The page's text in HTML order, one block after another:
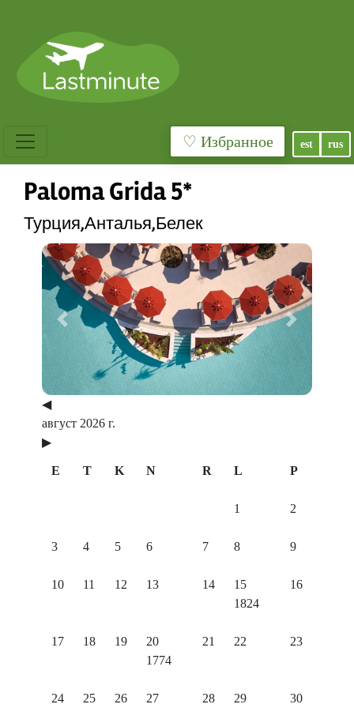
♡ Избранное est rus
Paloma Grida 5*
Турция,Анталья,Белек
Previous Next
◀
август 2026 г.
▶
E T K N R L P
1 2
3 4 5 6 7 8 9
10 11 12 13 14
15
1824
16
17 18 19
20
1774
21 22 23
24 25 26 27 28 29 30